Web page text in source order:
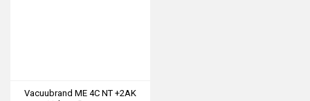
Vacuubrand ME 4C NT +2AK